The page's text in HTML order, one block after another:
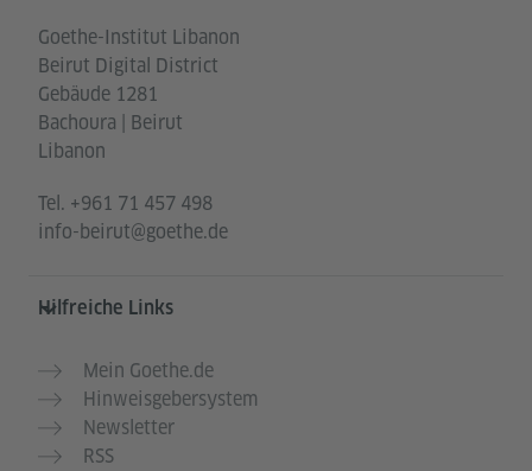
Goethe-Institut Libanon
Beirut Digital District
Gebäude 1281
Bachoura | Beirut
Libanon
Tel. +961 71 457 498
info-beirut@goethe.de
Hilfreiche Links
Mein Goethe.de
Hinweisgebersystem
Newsletter
RSS